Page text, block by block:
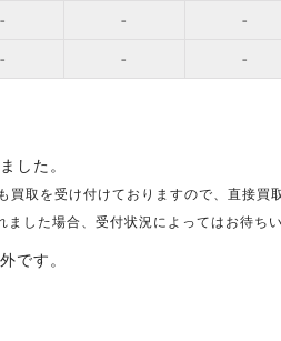
- - -
- - -
した。
買取を受け付けておりますので、直接買
した場合、受付状況によってはお待ち
です。